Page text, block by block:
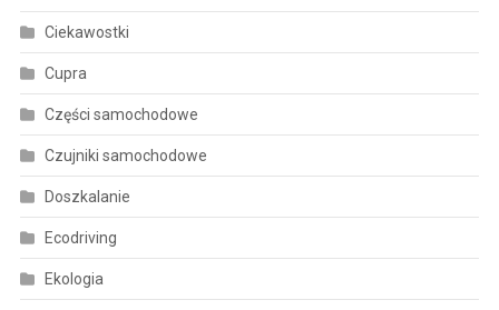
Ciekawostki
Cupra
Części samochodowe
Czujniki samochodowe
Doszkalanie
Ecodriving
Ekologia